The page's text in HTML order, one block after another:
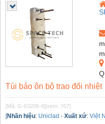
m
Túi bảo ôn bộ trao đổi nhiệt
[Mã: G-63208-4] [xem: 767]
[Nhãn hiệu: Uniclad - Xuất xứ: Việt